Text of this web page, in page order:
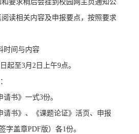
要求稍后会挂到校园网主页通知公
读相关内容及申报要点，按照要求
时间与内容
起至3月2 日上午9点。
请书》一式3份。
请书》、《课题论证》活页、申报
字盖章PDF版）各1份。